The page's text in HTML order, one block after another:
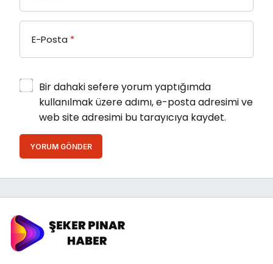
E-Posta *
Bir dahaki sefere yorum yaptığımda
kullanılmak üzere adımı, e-posta adresimi ve
web site adresimi bu tarayıcıya kaydet.
YORUM GÖNDER